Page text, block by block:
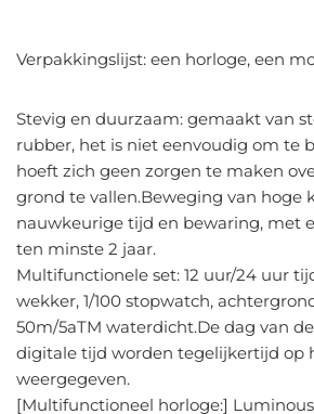
Verpakkingslijst: een horloge, een
Stevig en duurzaam: gemaakt van
rubber, het is niet eenvoudig om te
hoeft zich geen zorgen te maken
grond te vallen.Beweging van hoge
nauwkeurige tijd en bewaring, met
ten minste 2 jaar.
Multifunctionele set: 12 uur/24 uur
wekker, 1/100 stopwatch,
50m/5aTM waterdicht.De dag van
digitale tijd worden tegelijkertijd op
weergegeven.
[Multifunctioneel horloge:]